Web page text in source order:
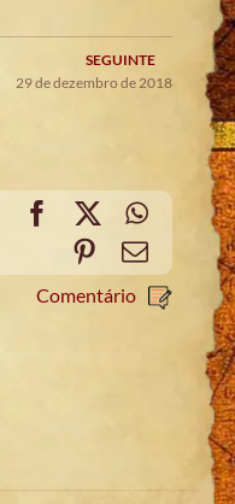
SEGUINTE
29 de dezembro de 2018
Facebook
X
Pinterest
Email
Comentário